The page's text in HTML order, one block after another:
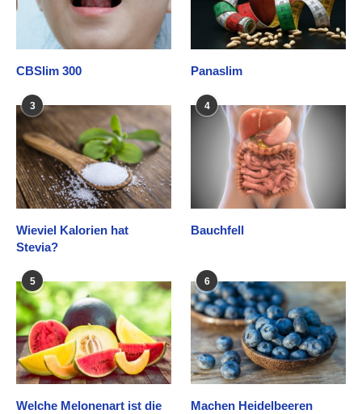
CBSlim 300 Panaslim
3
Wieviel Kalorien hat
Stevia?
4
Bauchfell
5
Welche Melonenart ist die
6
Machen Heidelbeeren